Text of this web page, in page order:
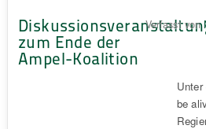
zum Ende der
Ampel-Koalition
Verfasst von
Unter
be